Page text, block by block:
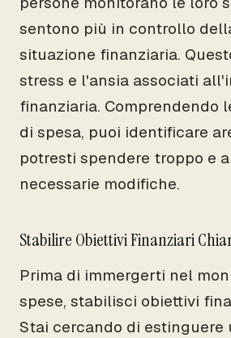
sentono più in controllo
situazione finanziaria.
stress e l'ansia associati
finanziaria. Comprendendo
di spesa, puoi identificare
potresti spendere troppo e
necessarie modifiche.
Stabilire Obiettivi Finanziari
Prima di immergerti nel
spese, stabilisci obiettivi
Stai cercando di estinguere